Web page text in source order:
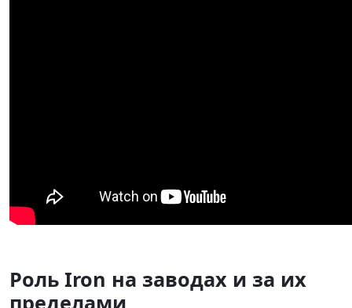
Роль Iron на заводах и за их
пределами